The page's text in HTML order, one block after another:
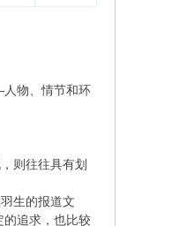
物、情节和环
则往往具有划
生的报道文
的追求，也比较